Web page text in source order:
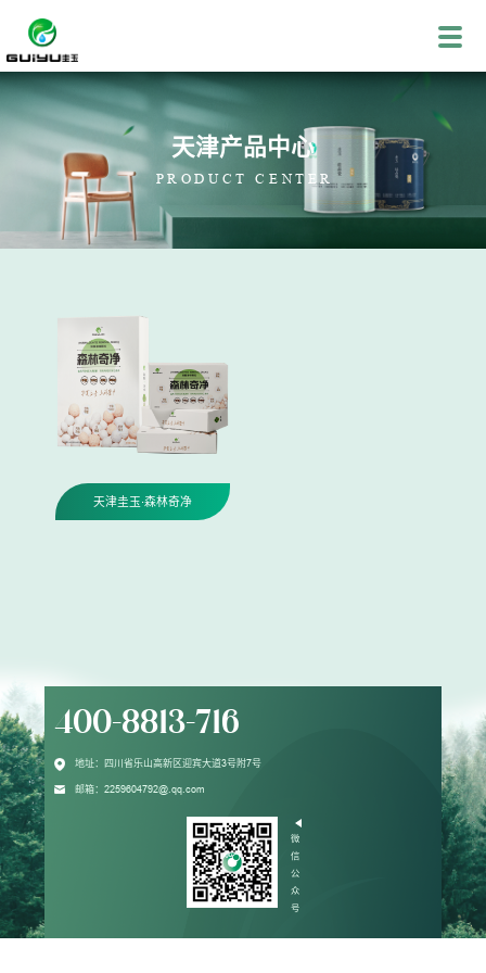
天津产品中心
PRODUCT CENTER
天津圭玉·森林奇净
400-8813-716
地址：四川省乐山高新区迎宾大道3号附7号
邮箱：2259604792@.qq.com
微
信
公
众
号